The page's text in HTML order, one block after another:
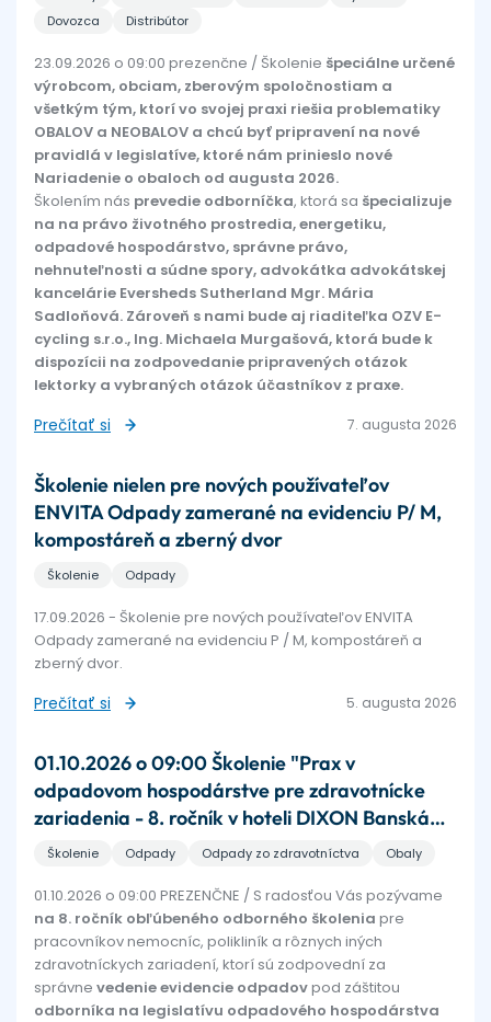
Dovozca
Distribútor
23.09.2026 o 09:00 prezenčne / Školenie špeciálne určené
výrobcom, obciam, zberovým spoločnostiam a
všetkým tým, ktorí vo svojej praxi riešia problematiky
OBALOV a NEOBALOV a chcú byť pripravení na nové
pravidlá v legislatíve, ktoré nám prinieslo nové
Nariadenie o obaloch od augusta 2026.
Školením nás prevedie odborníčka, ktorá sa špecializuje
na na právo životného prostredia, energetiku,
odpadové hospodárstvo, správne právo,
nehnuteľnosti a súdne spory, advokátka advokátskej
kancelárie Eversheds Sutherland Mgr. Mária
Sadloňová. Zároveň s nami bude aj riaditeľka OZV E-
cycling s.r.o., Ing. Michaela Murgašová, ktorá bude k
dispozícii na zodpovedanie pripravených otázok
lektorky a vybraných otázok účastníkov z praxe.
Prečítať si 7. augusta 2026
Školenie nielen pre nových používateľov
ENVITA Odpady zamerané na evidenciu P/ M,
kompostáreň a zberný dvor
Školenie Odpady
17.09.2026 - Školenie pre nových používateľov ENVITA
Odpady zamerané na evidenciu P / M, kompostáreň a
zberný dvor.
Prečítať si 5. augusta 2026
01.10.2026 o 09:00 Školenie "Prax v
odpadovom hospodárstve pre zdravotnícke
zariadenia - 8. ročník v hoteli DIXON Banská
Bystrica
Školenie Odpady Odpady zo zdravotníctva Obaly
01.10.2026 o 09:00 PREZENČNE / S radosťou Vás pozývame
na 8. ročník obľúbeného odborného školenia pre
pracovníkov nemocníc, polikliník a rôznych iných
zdravotníckych zariadení, ktorí sú zodpovední za
správne vedenie evidencie odpadovpod záštitou
odborníka na legislatívu odpadového hospodárstva